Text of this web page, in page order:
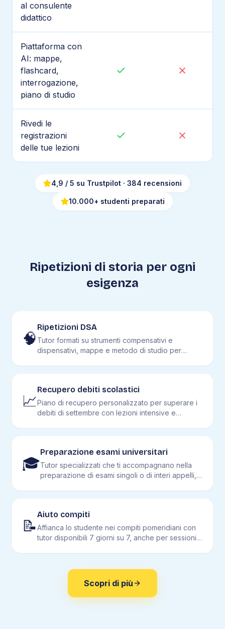
al consulente
didattico
Piattaforma con
AI: mappe,
flashcard,
interrogazione,
piano di studio
Rivedi le
registrazioni
delle tue lezioni
4,9 / 5 su Trustpilot · 384 recensioni
10.000+ studenti preparati
Ripetizioni di storia per ogni
esigenza
🧠
Ripetizioni DSA
Tutor formati su strumenti compensativi e
dispensativi, mappe e metodo di studio per
📈
Recupero debiti scolastici
Piano di recupero personalizzato per superare i
debiti di settembre con lezioni intensive e
🎓
Preparazione esami universitari
Tutor specializzati che ti accompagnano nella
preparazione di esami singoli o di interi appelli,
📝
Aiuto compiti
Affianca lo studente nei compiti pomeridiani con
tutor disponibili 7 giorni su 7, anche per sessioni
Scopri di più